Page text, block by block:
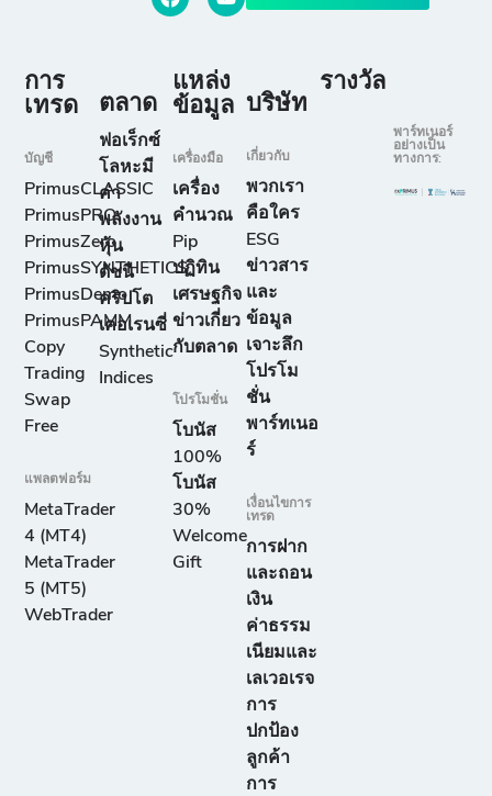
การ
เทรด
บัญชี
PrimusCLASSIC
PrimusPRO
PrimusZero
PrimusSYNTHETICS
PrimusDemo
PrimusPAMM
Copy
Trading
Swap
Free
แพลตฟอร์ม
MetaTrader
4 (MT4)
MetaTrader
5 (MT5)
WebTrader
ตลาด
ฟอเร็กซ์
โลหะมี
ค่า
พลังงาน
หุ้น
ดัชนี
คริปโต
เคอเรนซี่
Synthetic
Indices
แหล่ง
ข้อมูล
เครื่องมือ
เครื่อง
คำนวณ
Pip
ปฏิทิน
เศรษฐกิจ
ข่าวเกี่ยว
กับตลาด
โปรโมชั่น
โบนัส
100%
โบนัส
30%
Welcome
Gift
บริษัท
เกี่ยวกับ
พวกเรา
คือใคร
ESG
ข่าวสาร
และ
ข้อมูล
เจาะลึก
โปรโม
ชั่น
พาร์ทเนอ
ร์
เงื่อนไขการ
เทรด
การฝาก
และถอน
เงิน
ค่าธรรม
เนียมและ
เลเวอเรจ
การ
ปกป้อง
ลูกค้า
การ
รางวัล
พาร์ทเนอร์
อย่างเป็น
ทางการ: